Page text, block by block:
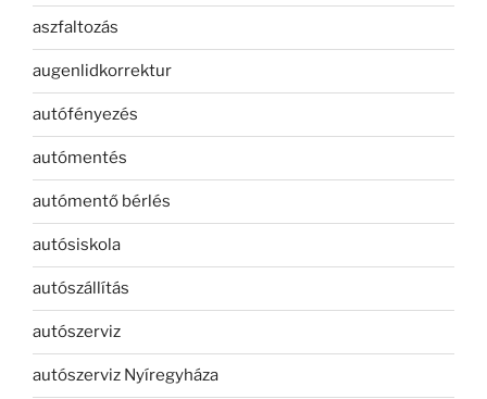
aszfaltozás
augenlidkorrektur
autófényezés
autómentés
autómentő bérlés
autósiskola
autószállítás
autószerviz
autószerviz Nyíregyháza